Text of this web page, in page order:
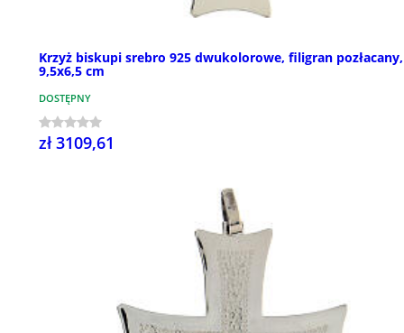
Krzyż biskupi srebro 925 dwukolorowe, filigran pozłacany,
9,5x6,5 cm
DOSTĘPNY
zł 3109,61